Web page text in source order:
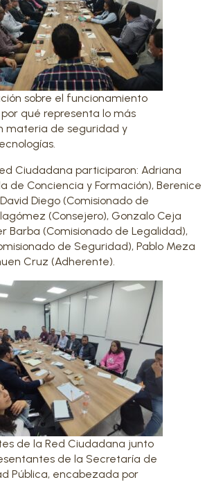
sobre el funcionamiento
qué representa lo más
materia de seguridad y
Ciudadana participaron: Adriana
de Conciencia y Formación), Berenice
Diego (Comisionado de
(Consejero), Gonzalo Ceja
Barba (Comisionado de Legalidad),
de Seguridad), Pablo Meza
Cruz (Adherente).
de la Red Ciudadana junto
de la Secretaría de
Pública, encabezada por